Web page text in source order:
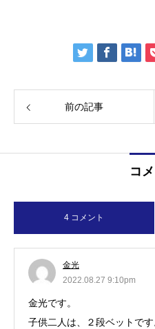
前の記事
コ
4 コメント
金光
2022.08.27 9:10pm
金光です。
子供二人は、２段ベットで